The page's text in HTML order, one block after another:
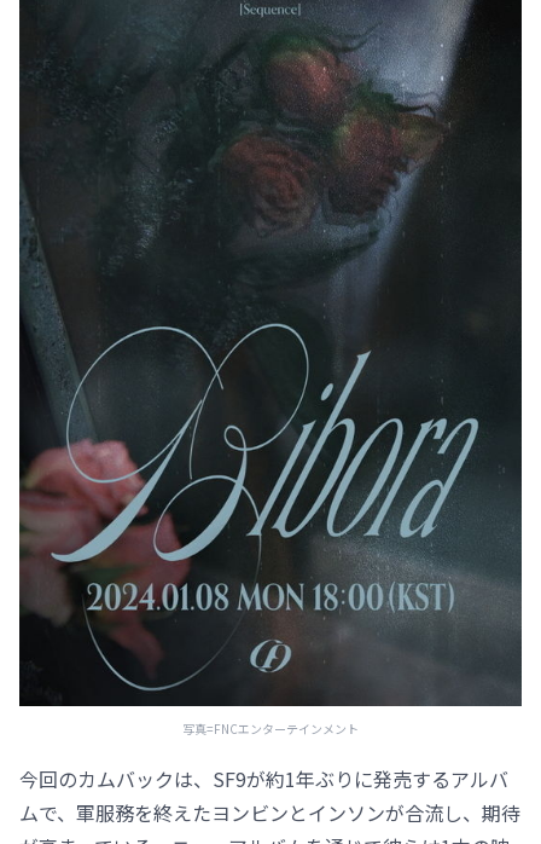
写真=FNCエンターテインメント
今回のカムバックは、SF9が約1年ぶりに発売するアルバ
ムで、軍服務を終えたヨンビンとインソンが合流し、期待